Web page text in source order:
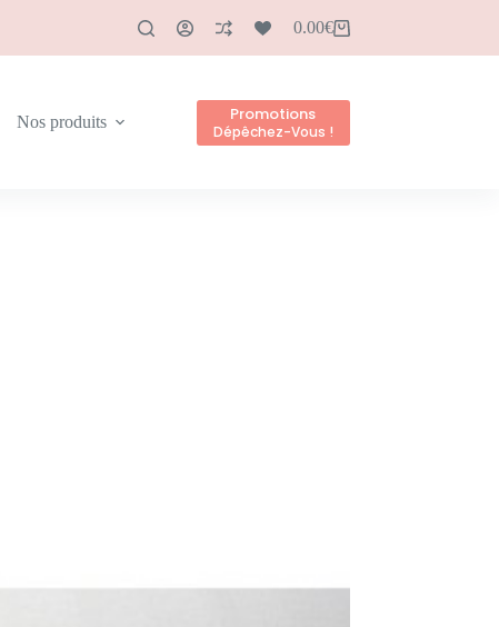
0.00€
Nos produits Promotions
Dépêchez-Vous !